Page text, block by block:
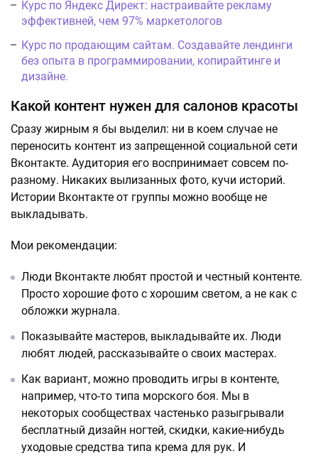
Курс по Яндекс Директ: настраивайте рекламу
эффективней, чем 97% маркетологов
Курс по продающим сайтам. Создавайте лендинги
без опыта в программировании, копирайтинге и
дизайне.
Какой контент нужен для салонов красоты
Сразу жирным я бы выделил: ни в коем случае не
переносить контент из запрещенной социальной сети
Вконтакте. Аудитория его воспринимает совсем по-
разному. Никаких вылизанных фото, кучи историй.
Истории Вконтакте от группы можно вообще не
выкладывать.
Мои рекомендации:
Люди Вконтакте любят простой и честный контенте.
Просто хорошие фото с хорошим светом, а не как с
обложки журнала.
Показывайте мастеров, выкладывайте их. Люди
любят людей, рассказывайте о своих мастерах.
Как вариант, можно проводить игры в контенте,
например, что-то типа морского боя. Мы в
некоторых сообществах частенько разыгрывали
бесплатный дизайн ногтей, скидки, какие-нибудь
уходовые средства типа крема для рук. И